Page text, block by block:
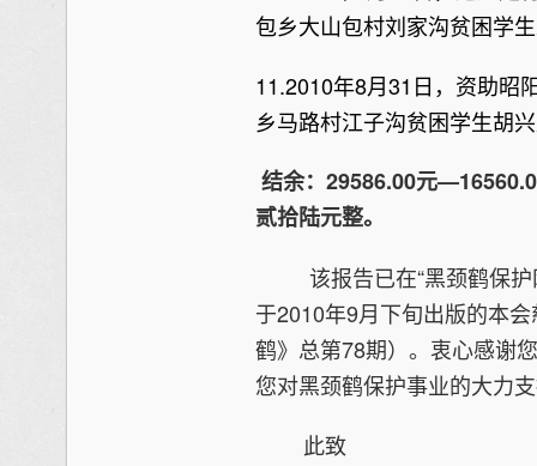
包乡大山包村刘家沟贫困学
11.2010年8月31日，资助昭
乡马路村江子沟贫困学生胡
结余：29586.00元
贰拾陆元整。
该报告已在“黑颈鹤保护
于2010年9月下旬出版的本
鹤》总第78期）。衷心感谢
您对黑颈鹤保护事业的大力
此致